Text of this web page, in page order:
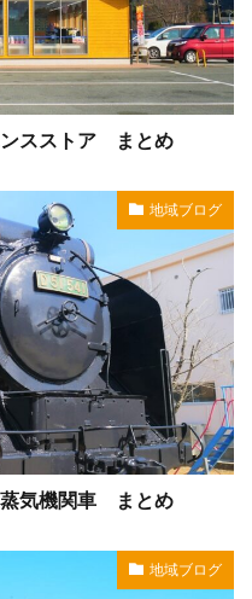
ンスストア まとめ
地域ブログ
蒸気機関車 まとめ
地域ブログ